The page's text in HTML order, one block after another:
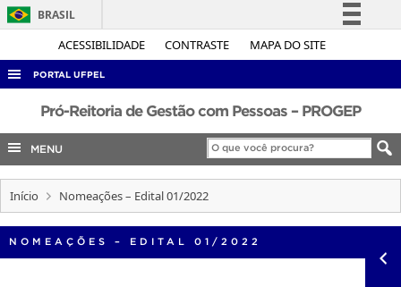
ACESSIBILIDADE CONTRASTE MAPA DO SITE
BRASIL
Simplifique!
Legislação
Canais
PORTAL UFPEL
ACESSO À INFORMAÇÃO
AUDITORIA
COBALTO
CONCURSOS
EDITAIS
INTERNACIONAL
Pró-Reitoria de Gestão com Pessoas – PROGEP
MENU
Início Nomeações – Edital 01/2022
NOMEAÇÕES – EDITAL 01/2022